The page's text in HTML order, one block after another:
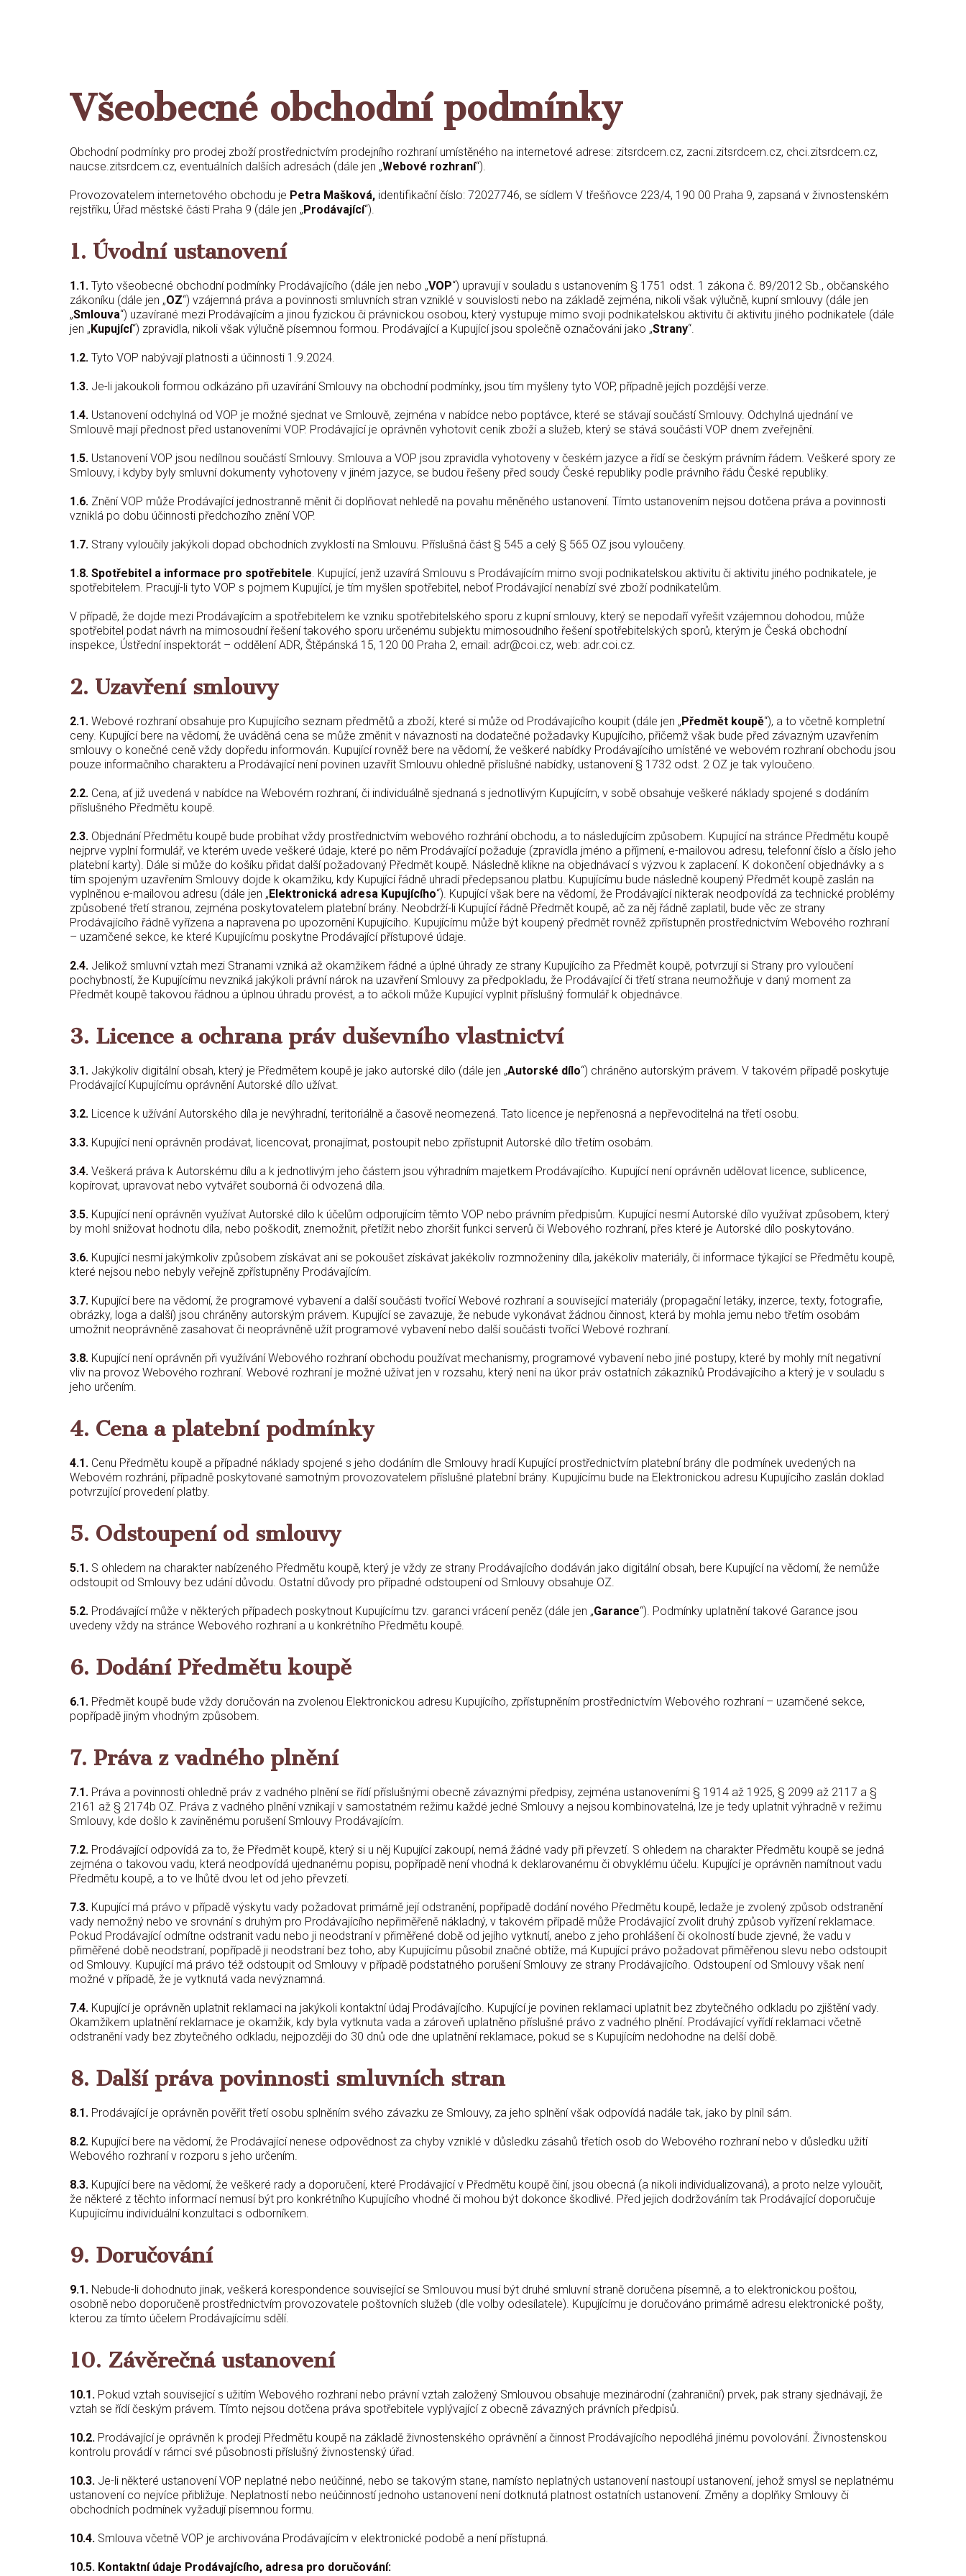
Všeobecné obchodní podmínky
Obchodní podmínky pro prodej zboží prostřednictvím prodejního rozhraní umístěného na internetové adrese: zitsrdcem.cz, zacni.zitsrdcem.cz, chci.zitsrdcem.cz,
naucse.zitsrdcem.cz, eventuálních dalších adresách (dále jen „Webové rozhraní“).
Provozovatelem internetového obchodu je Petra Mašková, identifikační číslo: 72027746, se sídlem V třešňovce 223/4, 190 00 Praha 9, zapsaná v živnostenském
rejstříku, Úřad městské části Praha 9 (dále jen „Prodávající“).
1. Úvodní ustanovení
1.1. Tyto všeobecné obchodní podmínky Prodávajícího (dále jen nebo „VOP“) upravují v souladu s ustanovením § 1751 odst. 1 zákona č. 89/2012 Sb., občanského
zákoníku (dále jen „OZ“) vzájemná práva a povinnosti smluvních stran vzniklé v souvislosti nebo na základě zejména, nikoli však výlučně, kupní smlouvy (dále jen
„Smlouva“) uzavírané mezi Prodávajícím a jinou fyzickou či právnickou osobou, který vystupuje mimo svoji podnikatelskou aktivitu či aktivitu jiného podnikatele (dále
jen „Kupující“) zpravidla, nikoli však výlučně písemnou formou. Prodávající a Kupující jsou společně označováni jako „Strany“.
1.2. Tyto VOP nabývají platnosti a účinnosti 1.9.2024.
1.3. Je-li jakoukoli formou odkázáno při uzavírání Smlouvy na obchodní podmínky, jsou tím myšleny tyto VOP, případně jejích pozdější verze.
1.4. Ustanovení odchylná od VOP je možné sjednat ve Smlouvě, zejména v nabídce nebo poptávce, které se stávají součástí Smlouvy. Odchylná ujednání ve
Smlouvě mají přednost před ustanoveními VOP. Prodávající je oprávněn vyhotovit ceník zboží a služeb, který se stává součástí VOP dnem zveřejnění.
1.5. Ustanovení VOP jsou nedílnou součástí Smlouvy. Smlouva a VOP jsou zpravidla vyhotoveny v českém jazyce a řídí se českým právním řádem. Veškeré spory ze
Smlouvy, i kdyby byly smluvní dokumenty vyhotoveny v jiném jazyce, se budou řešeny před soudy České republiky podle právního řádu České republiky.
1.6. Znění VOP může Prodávající jednostranně měnit či doplňovat nehledě na povahu měněného ustanovení. Tímto ustanovením nejsou dotčena práva a povinnosti
vzniklá po dobu účinnosti předchozího znění VOP.
1.7. Strany vyloučily jakýkoli dopad obchodních zvyklostí na Smlouvu. Příslušná část § 545 a celý § 565 OZ jsou vyloučeny.
1.8. Spotřebitel a informace pro spotřebitele. Kupující, jenž uzavírá Smlouvu s Prodávajícím mimo svoji podnikatelskou aktivitu či aktivitu jiného podnikatele, je
spotřebitelem. Pracují-li tyto VOP s pojmem Kupující, je tím myšlen spotřebitel, neboť Prodávající nenabízí své zboží podnikatelům.
V případě, že dojde mezi Prodávajícím a spotřebitelem ke vzniku spotřebitelského sporu z kupní smlouvy, který se nepodaří vyřešit vzájemnou dohodou, může
spotřebitel podat návrh na mimosoudní řešení takového sporu určenému subjektu mimosoudního řešení spotřebitelských sporů, kterým je Česká obchodní
inspekce, Ústřední inspektorát – oddělení ADR, Štěpánská 15, 120 00 Praha 2, email: adr@coi.cz, web: adr.coi.cz.
2. Uzavření smlouvy
2.1. Webové rozhraní obsahuje pro Kupujícího seznam předmětů a zboží, které si může od Prodávajícího koupit (dále jen „Předmět koupě“), a to včetně kompletní
ceny. Kupující bere na vědomí, že uváděná cena se může změnit v návaznosti na dodatečné požadavky Kupujícího, přičemž však bude před závazným uzavřením
smlouvy o konečné ceně vždy dopředu informován. Kupující rovněž bere na vědomí, že veškeré nabídky Prodávajícího umístěné ve webovém rozhraní obchodu jsou
pouze informačního charakteru a Prodávající není povinen uzavřít Smlouvu ohledně příslušné nabídky, ustanovení § 1732 odst. 2 OZ je tak vyloučeno.
2.2. Cena, ať již uvedená v nabídce na Webovém rozhraní, či individuálně sjednaná s jednotlivým Kupujícím, v sobě obsahuje veškeré náklady spojené s dodáním
příslušného Předmětu koupě.
2.3. Objednání Předmětu koupě bude probíhat vždy prostřednictvím webového rozhrání obchodu, a to následujícím způsobem. Kupující na stránce Předmětu koupě
nejprve vyplní formulář, ve kterém uvede veškeré údaje, které po něm Prodávající požaduje (zpravidla jméno a příjmení, e-mailovou adresu, telefonní číslo a číslo jeho
platební karty). Dále si může do košíku přidat další požadovaný Předmět koupě. Následně klikne na objednávací s výzvou k zaplacení. K dokončení objednávky a s
tím spojeným uzavřením Smlouvy dojde k okamžiku, kdy Kupující řádně uhradí předepsanou platbu. Kupujícímu bude následně koupený Předmět koupě zaslán na
vyplněnou e-mailovou adresu (dále jen „Elektronická adresa Kupujícího“). Kupující však bere na vědomí, že Prodávající nikterak neodpovídá za technické problémy
způsobené třetí stranou, zejména poskytovatelem platební brány. Neobdrží-li Kupující řádně Předmět koupě, ač za něj řádně zaplatil, bude věc ze strany
Prodávajícího řádně vyřízena a napravena po upozornění Kupujícího. Kupujícímu může být koupený předmět rovněž zpřístupněn prostřednictvím Webového rozhraní
– uzamčené sekce, ke které Kupujícímu poskytne Prodávající přístupové údaje.
2.4. Jelikož smluvní vztah mezi Stranami vzniká až okamžikem řádné a úplné úhrady ze strany Kupujícího za Předmět koupě, potvrzují si Strany pro vyloučení
pochybností, že Kupujícímu nevzniká jakýkoli právní nárok na uzavření Smlouvy za předpokladu, že Prodávající či třetí strana neumožňuje v daný moment za
Předmět koupě takovou řádnou a úplnou úhradu provést, a to ačkoli může Kupující vyplnit příslušný formulář k objednávce.
3. Licence a ochrana práv duševního vlastnictví
3.1. Jakýkoliv digitální obsah, který je Předmětem koupě je jako autorské dílo (dále jen „Autorské dílo“) chráněno autorským právem. V takovém případě poskytuje
Prodávající Kupujícímu oprávnění Autorské dílo užívat.
3.2. Licence k užívání Autorského díla je nevýhradní, teritoriálně a časově neomezená. Tato licence je nepřenosná a nepřevoditelná na třetí osobu.
3.3. Kupující není oprávněn prodávat, licencovat, pronajímat, postoupit nebo zpřístupnit Autorské dílo třetím osobám.
3.4. Veškerá práva k Autorskému dílu a k jednotlivým jeho částem jsou výhradním majetkem Prodávajícího. Kupující není oprávněn udělovat licence, sublicence,
kopírovat, upravovat nebo vytvářet souborná či odvozená díla.
3.5. Kupující není oprávněn využívat Autorské dílo k účelům odporujícím těmto VOP nebo právním předpisům. Kupující nesmí Autorské dílo využívat způsobem, který
by mohl snižovat hodnotu díla, nebo poškodit, znemožnit, přetížit nebo zhoršit funkci serverů či Webového rozhraní, přes které je Autorské dílo poskytováno.
3.6. Kupující nesmí jakýmkoliv způsobem získávat ani se pokoušet získávat jakékoliv rozmnoženiny díla, jakékoliv materiály, či informace týkající se Předmětu koupě,
které nejsou nebo nebyly veřejně zpřístupněny Prodávajícím.
3.7. Kupující bere na vědomí, že programové vybavení a další součásti tvořící Webové rozhraní a související materiály (propagační letáky, inzerce, texty, fotografie,
obrázky, loga a další) jsou chráněny autorským právem. Kupující se zavazuje, že nebude vykonávat žádnou činnost, která by mohla jemu nebo třetím osobám
umožnit neoprávněně zasahovat či neoprávněně užít programové vybavení nebo další součásti tvořící Webové rozhraní.
3.8. Kupující není oprávněn při využívání Webového rozhraní obchodu používat mechanismy, programové vybavení nebo jiné postupy, které by mohly mít negativní
vliv na provoz Webového rozhraní. Webové rozhraní je možné užívat jen v rozsahu, který není na úkor práv ostatních zákazníků Prodávajícího a který je v souladu s
jeho určením.
4. Cena a platební podmínky
4.1. Cenu Předmětu koupě a případné náklady spojené s jeho dodáním dle Smlouvy hradí Kupující prostřednictvím platební brány dle podmínek uvedených na
Webovém rozhrání, případně poskytované samotným provozovatelem příslušné platební brány. Kupujícímu bude na Elektronickou adresu Kupujícího zaslán doklad
potvrzující provedení platby.
5. Odstoupení od smlouvy
5.1. S ohledem na charakter nabízeného Předmětu koupě, který je vždy ze strany Prodávajícího dodáván jako digitální obsah, bere Kupující na vědomí, že nemůže
odstoupit od Smlouvy bez udání důvodu. Ostatní důvody pro případné odstoupení od Smlouvy obsahuje OZ.
5.2. Prodávající může v některých případech poskytnout Kupujícímu tzv. garanci vrácení peněz (dále jen „Garance“). Podmínky uplatnění takové Garance jsou
uvedeny vždy na stránce Webového rozhraní a u konkrétního Předmětu koupě.
6. Dodání Předmětu koupě
6.1. Předmět koupě bude vždy doručován na zvolenou Elektronickou adresu Kupujícího, zpřístupněním prostřednictvím Webového rozhraní – uzamčené sekce,
popřípadě jiným vhodným způsobem.
7. Práva z vadného plnění
7.1. Práva a povinnosti ohledně práv z vadného plnění se řídí příslušnými obecně závaznými předpisy, zejména ustanoveními § 1914 až 1925, § 2099 až 2117 a §
2161 až § 2174b OZ. Práva z vadného plnění vznikají v samostatném režimu každé jedné Smlouvy a nejsou kombinovatelná, lze je tedy uplatnit výhradně v režimu
Smlouvy, kde došlo k zaviněnému porušení Smlouvy Prodávajícím.
7.2. Prodávající odpovídá za to, že Předmět koupě, který si u něj Kupující zakoupí, nemá žádné vady při převzetí. S ohledem na charakter Předmětu koupě se jedná
zejména o takovou vadu, která neodpovídá ujednanému popisu, popřípadě není vhodná k deklarovanému či obvyklému účelu. Kupující je oprávněn namítnout vadu
Předmětu koupě, a to ve lhůtě dvou let od jeho převzetí.
7.3. Kupující má právo v případě výskytu vady požadovat primárně její odstranění, popřípadě dodání nového Předmětu koupě, ledaže je zvolený způsob odstranění
vady nemožný nebo ve srovnání s druhým pro Prodávajícího nepřiměřeně nákladný, v takovém případě může Prodávající zvolit druhý způsob vyřízení reklamace.
Pokud Prodávající odmítne odstranit vadu nebo ji neodstraní v přiměřené době od jejího vytknutí, anebo z jeho prohlášení či okolností bude zjevné, že vadu v
přiměřené době neodstraní, popřípadě ji neodstraní bez toho, aby Kupujícímu působil značné obtíže, má Kupující právo požadovat přiměřenou slevu nebo odstoupit
od Smlouvy. Kupující má právo též odstoupit od Smlouvy v případě podstatného porušení Smlouvy ze strany Prodávajícího. Odstoupení od Smlouvy však není
možné v případě, že je vytknutá vada nevýznamná.
7.4. Kupující je oprávněn uplatnit reklamaci na jakýkoli kontaktní údaj Prodávajícího. Kupující je povinen reklamaci uplatnit bez zbytečného odkladu po zjištění vady.
Okamžikem uplatnění reklamace je okamžik, kdy byla vytknuta vada a zároveň uplatněno příslušné právo z vadného plnění. Prodávající vyřídí reklamaci včetně
odstranění vady bez zbytečného odkladu, nejpozději do 30 dnů ode dne uplatnění reklamace, pokud se s Kupujícím nedohodne na delší době.
8. Další práva povinnosti smluvních stran
8.1. Prodávající je oprávněn pověřit třetí osobu splněním svého závazku ze Smlouvy, za jeho splnění však odpovídá nadále tak, jako by plnil sám.
8.2. Kupující bere na vědomí, že Prodávající nenese odpovědnost za chyby vzniklé v důsledku zásahů třetích osob do Webového rozhraní nebo v důsledku užití
Webového rozhraní v rozporu s jeho určením.
8.3. Kupující bere na vědomí, že veškeré rady a doporučení, které Prodávající v Předmětu koupě činí, jsou obecná (a nikoli individualizovaná), a proto nelze vyloučit,
že některé z těchto informací nemusí být pro konkrétního Kupujícího vhodné či mohou být dokonce škodlivé. Před jejich dodržováním tak Prodávající doporučuje
Kupujícímu individuální konzultaci s odborníkem.
9. Doručování
9.1. Nebude-li dohodnuto jinak, veškerá korespondence související se Smlouvou musí být druhé smluvní straně doručena písemně, a to elektronickou poštou,
osobně nebo doporučeně prostřednictvím provozovatele poštovních služeb (dle volby odesílatele). Kupujícímu je doručováno primárně adresu elektronické pošty,
kterou za tímto účelem Prodávajícímu sdělí.
10. Závěrečná ustanovení
10.1. Pokud vztah související s užitím Webového rozhraní nebo právní vztah založený Smlouvou obsahuje mezinárodní (zahraniční) prvek, pak strany sjednávají, že
vztah se řídí českým právem. Tímto nejsou dotčena práva spotřebitele vyplývající z obecně závazných právních předpisů.
10.2. Prodávající je oprávněn k prodeji Předmětu koupě na základě živnostenského oprávnění a činnost Prodávajícího nepodléhá jinému povolování. Živnostenskou
kontrolu provádí v rámci své působnosti příslušný živnostenský úřad.
10.3. Je-li některé ustanovení VOP neplatné nebo neúčinné, nebo se takovým stane, namísto neplatných ustanovení nastoupí ustanovení, jehož smysl se neplatnému
ustanovení co nejvíce přibližuje. Neplatností nebo neúčinností jednoho ustanovení není dotknutá platnost ostatních ustanovení. Změny a doplňky Smlouvy či
obchodních podmínek vyžadují písemnou formu.
10.4. Smlouva včetně VOP je archivována Prodávajícím v elektronické podobě a není přístupná.
10.5. Kontaktní údaje Prodávajícího, adresa pro doručování: